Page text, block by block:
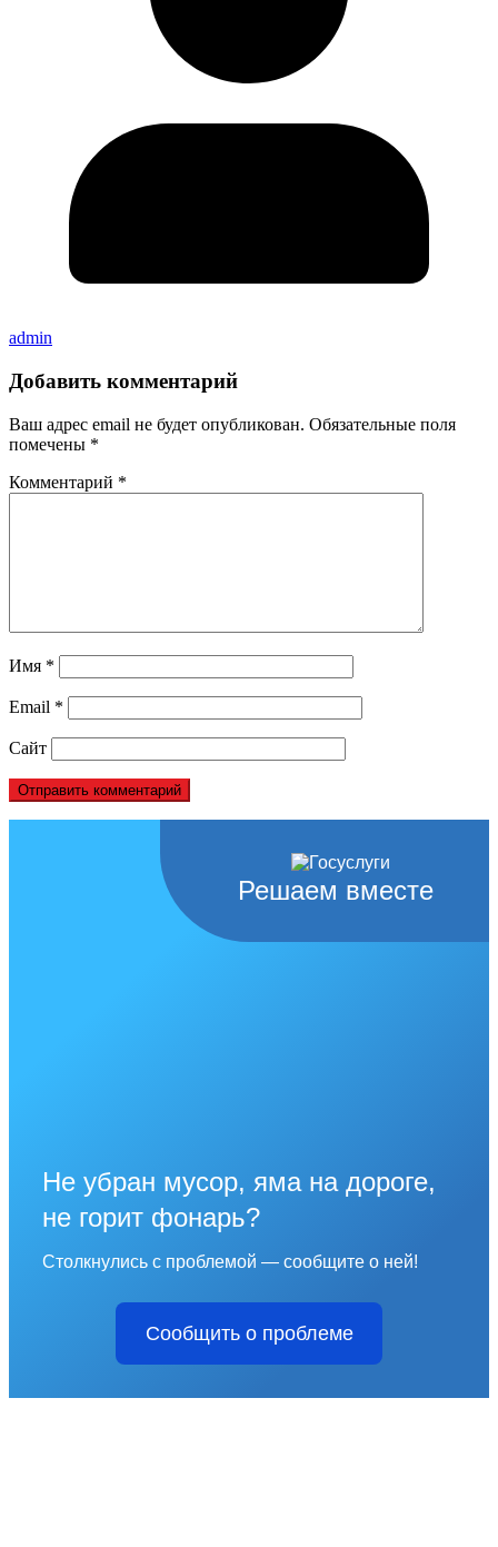
admin
Добавить комментарий
Ваш адрес email не будет опубликован. Обязательные поля
помечены *
Комментарий *
Имя *
Email *
Сайт
Решаем вместе
Не убран мусор, яма на дороге,
не горит фонарь?
Столкнулись с проблемой — сообщите о ней!
Сообщить о проблеме